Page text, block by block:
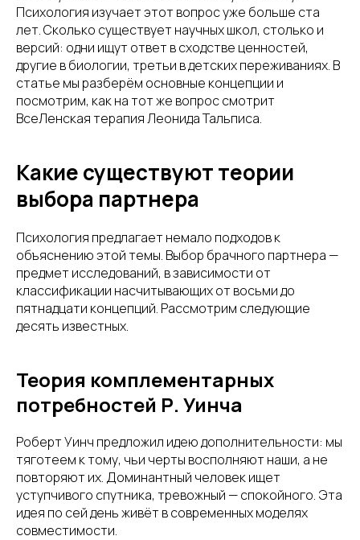
Психология изучает этот вопрос уже больше ста
лет. Сколько существует научных школ, столько и
версий: одни ищут ответ в сходстве ценностей,
другие в биологии, третьи в детских переживаниях. В
статье мы разберём основные концепции и
посмотрим, как на тот же вопрос смотрит
ВсеЛенская терапия Леонида Тальписа.
Какие существуют теории
выбора партнера
Психология предлагает немало подходов к
объяснению этой темы. Выбор брачного партнера —
предмет исследований, в зависимости от
классификации насчитывающих от восьми до
пятнадцати концепций. Рассмотрим следующие
десять известных.
Теория комплементарных
потребностей Р. Уинча
Роберт Уинч предложил идею дополнительности: мы
тяготеем к тому, чьи черты восполняют наши, а не
повторяют их. Доминантный человек ищет
уступчивого спутника, тревожный — спокойного. Эта
идея по сей день живёт в современных моделях
совместимости.